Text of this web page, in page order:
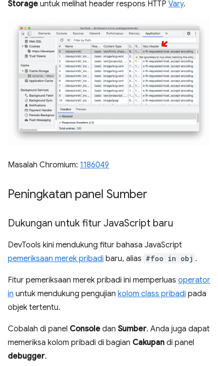
Storage untuk melihat header respons HTTP Vary.
Masalah Chromium: 1186049
Peningkatan panel Sumber
Dukungan untuk fitur JavaScript baru
DevTools kini mendukung fitur bahasa JavaScript
pemeriksaan merek pribadi baru, alias #foo in obj .
Fitur pemeriksaan merek pribadi ini memperluas operator
in untuk mendukung pengujian kolom class pribadi pada
objek tertentu.
Cobalah di panel Console dan Sumber. Anda juga dapat
memeriksa kolom pribadi di bagian Cakupan di panel
debugger.